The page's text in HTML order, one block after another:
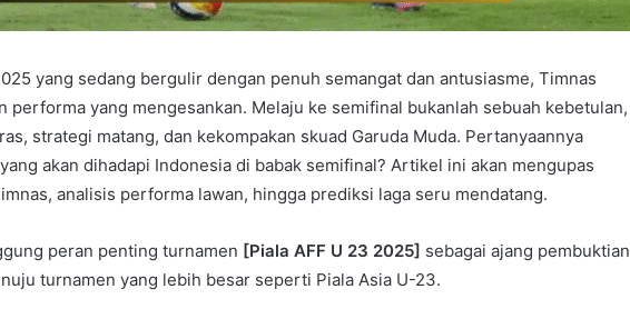
yang sedang bergulir dengan penuh semangat dan antusiasme, Timnas
performa yang mengesankan. Melaju ke semifinal bukanlah sebuah kebetulan,
strategi matang, dan kekompakan skuad Garuda Muda. Pertanyaannya
akan dihadapi Indonesia di babak semifinal? Artikel ini akan mengupas
analisis performa lawan, hingga prediksi laga seru mendatang.
peran penting turnamen [Piala AFF U 23 2025] sebagai ajang pembuktian
turnamen yang lebih besar seperti Piala Asia U-23.